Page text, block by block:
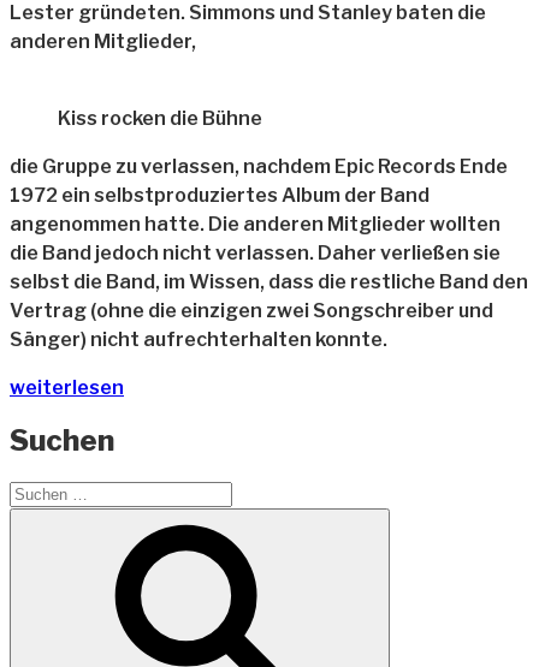
Lester gründeten. Simmons und Stanley baten die
anderen Mitglieder,
Kiss rocken die Bühne
die Gruppe zu verlassen, nachdem Epic Records Ende
1972 ein selbstproduziertes Album der Band
angenommen hatte. Die anderen Mitglieder wollten
die Band jedoch nicht verlassen. Daher verließen sie
selbst die Band, im Wissen, dass die restliche Band den
Vertrag (ohne die einzigen zwei Songschreiber und
Sänger) nicht aufrechterhalten konnte.
„Kiss
Costa
weiterlesen
Suchen
Suchen